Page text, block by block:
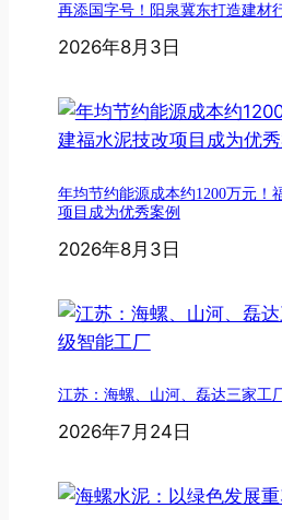
再添国字号！阳泉冀东打造建材
2026年8月3日
年均节约能源成本约1200万元！
项目成为优秀案例
2026年8月3日
江苏：海螺、山河、磊达三家工
2026年7月24日